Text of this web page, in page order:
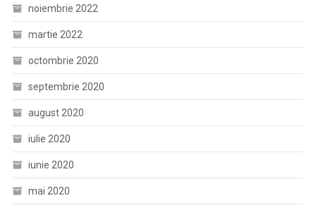
noiembrie 2022
martie 2022
octombrie 2020
septembrie 2020
august 2020
iulie 2020
iunie 2020
mai 2020